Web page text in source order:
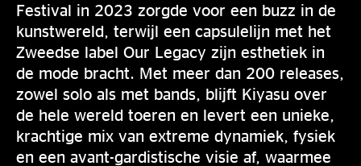
Festival in 2023 zorgde voor een buzz in de
kunstwereld, terwijl een capsulelijn met het
Zweedse label Our Legacy zijn esthetiek in
de mode bracht. Met meer dan 200 releases,
zowel solo als met bands, blijft Kiyasu over
de hele wereld toeren en levert een unieke,
krachtige mix van extreme dynamiek, fysiek
en een avant-gardistische visie af, waarmee